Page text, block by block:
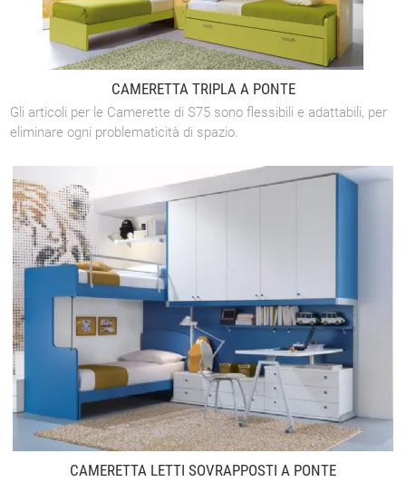
CAMERETTA TRIPLA A PONTE
Gli articoli per le Camerette di S75 sono flessibili e adattabili, per
eliminare ogni problematicità di spazio.
CAMERETTA LETTI SOVRAPPOSTI A PONTE